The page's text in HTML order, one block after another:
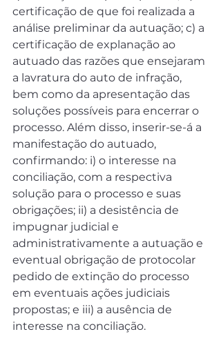
certificação de que foi realizada a
análise preliminar da autuação; c) a
certificação de explanação ao
autuado das razões que ensejaram
a lavratura do auto de infração,
bem como da apresentação das
soluções possíveis para encerrar o
processo. Além disso, inserir-se-á a
manifestação do autuado,
confirmando: i) o interesse na
conciliação, com a respectiva
solução para o processo e suas
obrigações; ii) a desistência de
impugnar judicial e
administrativamente a autuação e
eventual obrigação de protocolar
pedido de extinção do processo
em eventuais ações judiciais
propostas; e iii) a ausência de
interesse na conciliação.